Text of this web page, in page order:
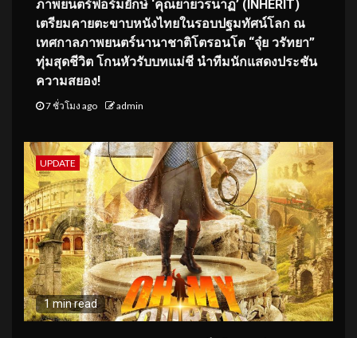
ภาพยนตร์ฟอร์มยักษ์ ‘คุณยายวรนาฏ’ (INHERIT)
เตรียมคายตะขาบหนังไทยในรอบปฐมทัศน์โลก ณ
เทศกาลภาพยนตร์นานาชาติโตรอนโต “จุ๋ย วรัทยา”
ทุ่มสุดชีวิต โกนหัวรับบทแม่ชี นำทีมนักแสดงประชัน
ความสยอง!
7 ชั่วโมง ago admin
UPDATE
1 min read